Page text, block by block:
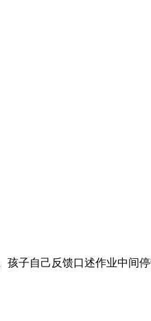
子自己反馈口述作业中间停